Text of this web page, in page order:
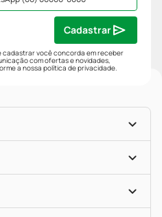
cadastrar você concorda em receber
com ofertas e novidades,
a nossapolítica de privacidade.
Cadastrar